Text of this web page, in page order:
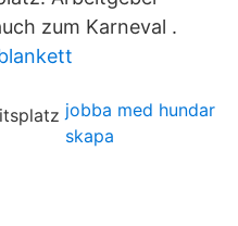
zum Karneval .
jobba med hundar
skapa